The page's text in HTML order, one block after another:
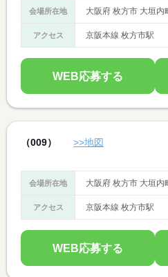
会場所在地 大阪府 枚方市 大垣
アクセス 京阪本線 枚方市駅
WEB応募する
（009） >>地図
会場所在地 大阪府 枚方市 大垣
アクセス 京阪本線 枚方市駅
WEB応募する